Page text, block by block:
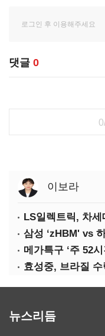
댓글 0
이보라
LS일렉트릭, 차
뉴스리듬